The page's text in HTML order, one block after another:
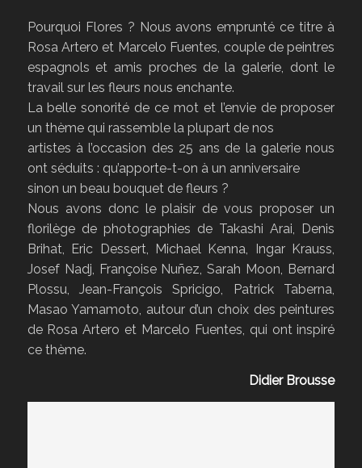
Pourquoi Flores ? Nous avons emprunté ce titre à
Rosa Artero et Marcelo Fuentes, couple de peintres
espagnols et amis proches de la galerie, dont le
travail sur les fleurs nous enchante.
La belle sonorité de ce mot et l’envie de proposer
un thème qui rassemble la plupart de nos
artistes à l’occasion des 25 ans de la galerie nous
ont séduits : qu’apporte-t-on à un anniversaire
sinon un beau bouquet de fleurs ?
Nous avons donc le plaisir de vous proposer un
florilège de photographies de Takashi Arai, Denis
Brihat, Eric Dessert, Michael Kenna, Ingar Krauss,
Josef Nadj, Françoise Nuñez, Sarah Moon, Bernard
Plossu, Jean-François Spricigo, Patrick Taberna,
Masao Yamamoto, autour d’un choix des peintures
de Rosa Artero et Marcelo Fuentes, qui ont inspiré
ce thème.
Didier Brousse